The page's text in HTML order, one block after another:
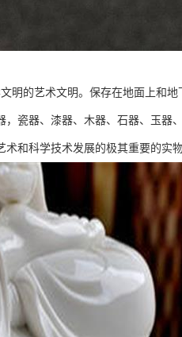
明的艺术文明。保存在地面上和
瓷器、漆器、木器、石器、玉器
和科学技术发展的极其重要的实物